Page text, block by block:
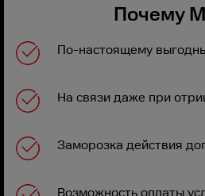
Почему
По-настоящему
На связи даже при
Заморозка действия